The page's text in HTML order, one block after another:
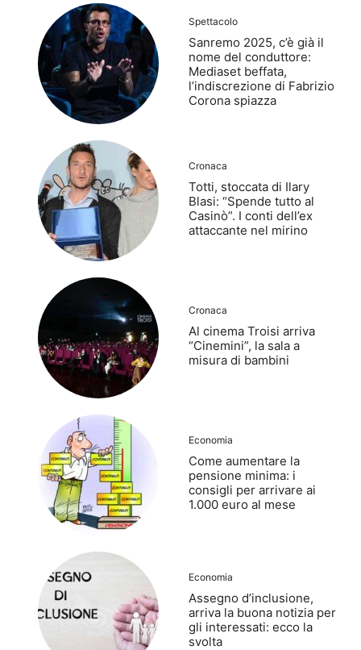
Spettacolo
Sanremo 2025, c’è già il
nome del conduttore:
Mediaset beffata,
l’indiscrezione di Fabrizio
Corona spiazza
Cronaca
Totti, stoccata di Ilary
Blasi: “Spende tutto al
Casinò”. I conti dell’ex
attaccante nel mirino
Cronaca
Al cinema Troisi arriva
“Cinemini”, la sala a
misura di bambini
Economia
Come aumentare la
pensione minima: i
consigli per arrivare ai
1.000 euro al mese
Economia
Assegno d’inclusione,
arriva la buona notizia per
gli interessati: ecco la
svolta